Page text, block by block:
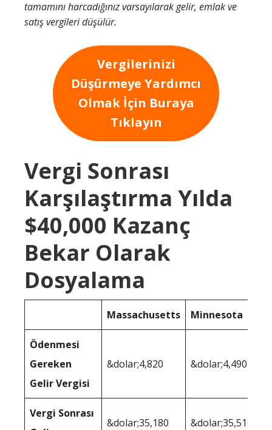
tamamını harcadığınız varsayılarak gelir, emlak ve
satış vergileri düşülür.
Vergilerinizi
Düşürmeye Yardımcı
Olmak İçin Buraya
Tıklayın
Vergi Sonrası
Karşılaştırma Yılda
$40,000 Kazanç
Bekar Olarak
Dosyalama
Massachusetts Minnesota
Ödenmesi
Gereken
Gelir Vergisi
&dolar;4,820 &dolar;4,490
Vergi Sonrası
&dolar;35,180 &dolar;35,510